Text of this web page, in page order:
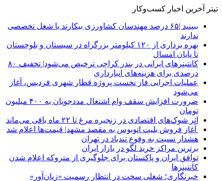
تیتر آخرین اخبار کسب‌وکار
ببینید |۶۵ درصد مهندسان کشاورزی بیکارند یا شغل تخصصی
ندارند
بهره برداری از ۱۲۰ کیلومتر بزرگراه در سیستان و بلوچستان
تا پایان امسال
کانتینرهای ایرانی در بندر کراچی ترخیص می‌شود| تخفیف ۸۰
درصدی برای هزینه‌های انبارداری
عملیات اجرایی فاز نخست پروژه قطار شهری فردیس، آغاز
می‌شود
ضرورت افزایش سقف وام اشتغال مددجویان به ۴۰۰ میلیون
تومان
اثر شوک‌های اقتصادی در زنجیره مرغ تا ۲۲ ماه باقی می‌ماند
آغاز فروش بلیت اتوبوس به مقصد مشهد| قیمت‌ها اعلام شد
هشدار نسبت به وفوع تندباد در تهران
برترین مراکز خرید لگو در بازار ایران
توافق ایران و پاکستان برای جلوگیری از متروکه اعلام شدن
کانتینرها
خبرنگاری؛ شغلی سخت در انتظار رسمیت «زیان‌آور»